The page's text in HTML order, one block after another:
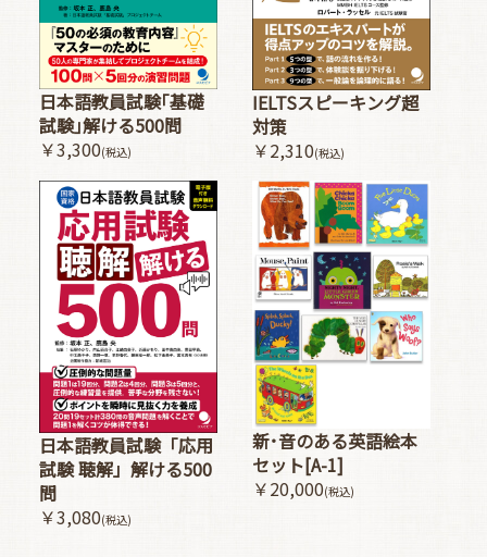
日本語教員試験｢基礎
試験｣解ける500問
￥3,300(税込)
IELTSスピーキング超
対策
￥2,310(税込)
日本語教員試験「応用
試験 聴解」解ける500
問
￥3,080(税込)
新･音のある英語絵本
セット[A-1]
￥20,000(税込)